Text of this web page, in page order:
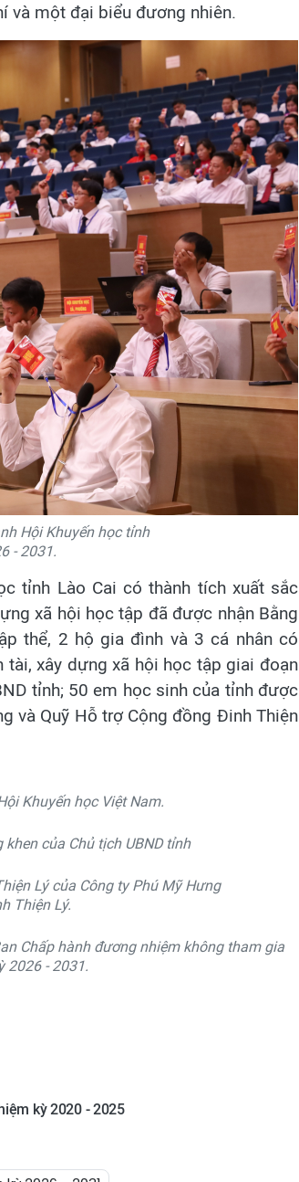
và một đại biểu đương nhiên.
Hội Khuyến học tỉnh
- 2031.
tỉnh Lào Cai có thành tích xuất sắc
xã hội học tập đã được nhận Bằng
thể, 2 hộ gia đình và 3 cá nhân có
tài, xây dựng xã hội học tập giai đoạn
tỉnh; 50 em học sinh của tỉnh được
và Quỹ Hỗ trợ Cộng đồng Đinh Thiện
Khuyến học Việt Nam.
của Chủ tịch UBND tỉnh
Lý của Công ty Phú Mỹ Hưng
Thiện Lý.
Chấp hành đương nhiệm không tham gia
2026 - 2031.
kỳ 2020 - 2025